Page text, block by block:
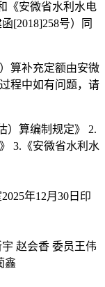
《安微省水利水电
[2018]258号）同
算补充定额由安微
程中如有问题，请
）算编制规定》 2.
3.《安微省水利水
年12月30日印
赵会香 委员王伟
鑫